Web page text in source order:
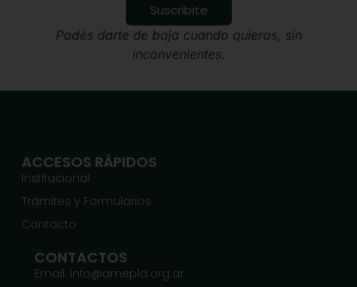
Suscribite
Podés darte de baja cuando quieras, sin
inconvenientes.
ACCESOS RÁPIDOS
Institucional
Trámites y Formularios
Contacto
CONTACTOS
Email: info@amepla.org.ar